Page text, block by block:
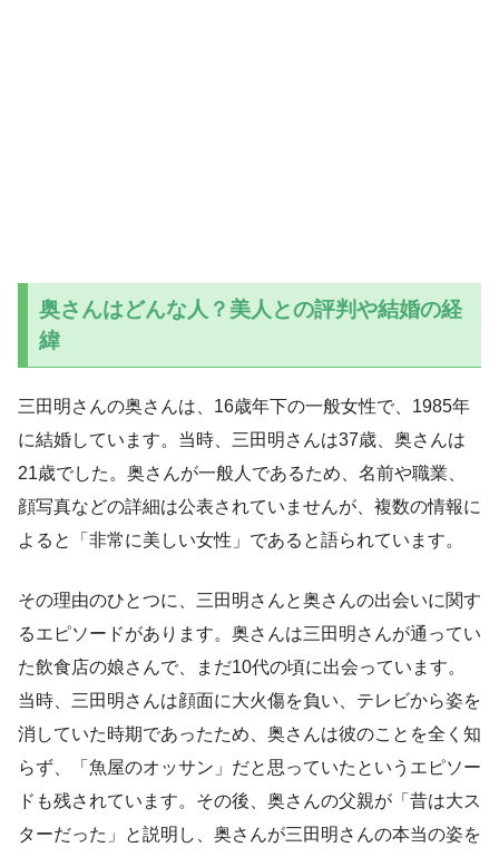
奥さんはどんな人？美人との評判や結婚の経
緯
三田明さんの奥さんは、16歳年下の一般女性で、1985年
に結婚しています。当時、三田明さんは37歳、奥さんは
21歳でした。奥さんが一般人であるため、名前や職業、
顔写真などの詳細は公表されていませんが、複数の情報に
よると「非常に美しい女性」であると語られています。
その理由のひとつに、三田明さんと奥さんの出会いに関す
るエピソードがあります。奥さんは三田明さんが通ってい
た飲食店の娘さんで、まだ10代の頃に出会っています。
当時、三田明さんは顔面に大火傷を負い、テレビから姿を
消していた時期であったため、奥さんは彼のことを全く知
らず、「魚屋のオッサン」だと思っていたというエピソー
ドも残されています。その後、奥さんの父親が「昔は大ス
ターだった」と説明し、奥さんが三田明さんの本当の姿を